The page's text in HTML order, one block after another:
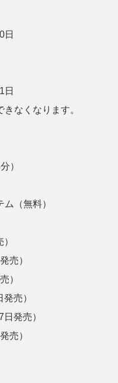
日
日
なくなります。
）
（無料）
売）
）
売）
発売）
売）